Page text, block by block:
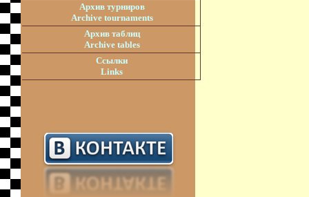
Архив турниров
Archive tournaments
Архив таблиц
Archive tables
Ссылки
Links